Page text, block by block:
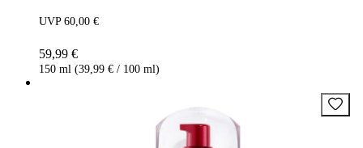
UVP 60,00 €
59,99 €
150 ml (39,99 € / 100 ml)